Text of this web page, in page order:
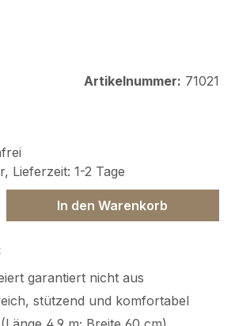
Artikelnummer: 71021
Lieferzeit: 1-2 Tage
Gib den
In den Warenkorb
garantiert nicht aus
stützend und komfortabel